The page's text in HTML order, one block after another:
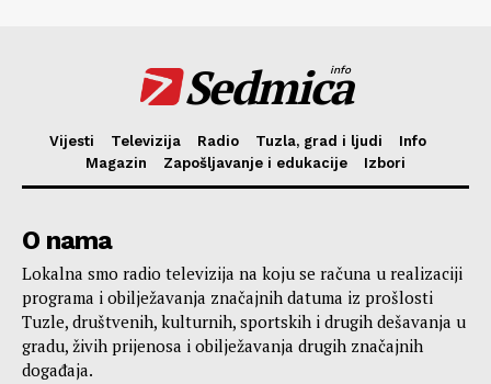
Sedmica
info
Vijesti Televizija Radio Tuzla, grad i ljudi
Info
Magazin
Zapošljavanje i edukacije Izbori
O nama
Lokalna smo radio televizija na koju se računa u realizaciji
programa i obilježavanja značajnih datuma iz prošlosti
Tuzle, društvenih, kulturnih, sportskih i drugih dešavanja u
gradu, živih prijenosa i obilježavanja drugih značajnih
događaja.